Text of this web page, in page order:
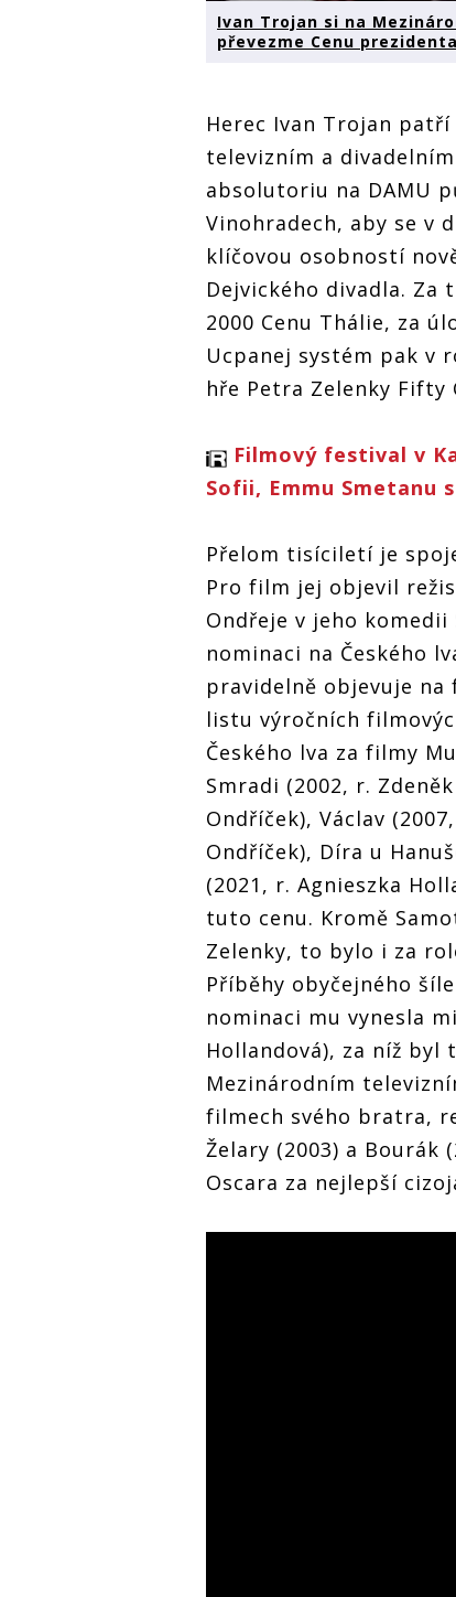
Ivan Trojan si na
převezme Cenu prezidenta
Herec Ivan Trojan
televizním a
absolutoriu na DAMU
Vinohradech, aby se v
klíčovou osobností
Dejvického divadla.
2000 Cenu Thálie, za
Ucpanej systém pak v
hře Petra Zelenky Fifty
Filmový festival v
Sofii, Emmu Smetanu
Přelom tisíciletí je
Pro film jej objevil
Ondřeje v jeho
nominaci na Českého
pravidelně objevuje
listu výročních
Českého lva za filmy
Smradi (2002, r.
Ondříček), Václav
Ondříček), Díra u
(2021, r. Agnieszka
tuto cenu. Kromě
Zelenky, to bylo i za
Příběhy obyčejného
nominaci mu vynesla
Hollandová), za níž byl
Mezinárodním
filmech svého bratra,
Želary (2003) a Bourák
Oscara za nejlepší